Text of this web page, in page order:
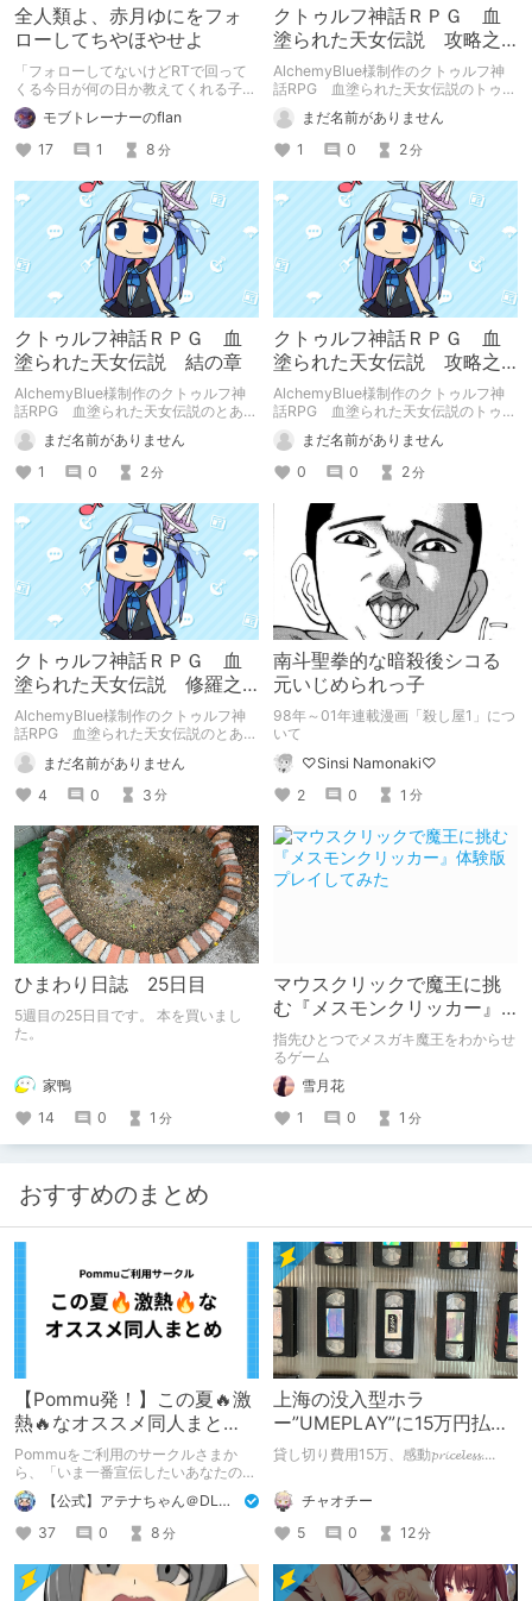
全人類よ、赤月ゆにをフォ
ローしてちやほやせよ
「フォローしてないけどRTで回って
くる今日が何の日か教えてくれる子」
じゃねえんだよフォローしろ
モブトレーナーのflan
17
1 8 分
クトゥルフ神話ＲＰＧ 血
塗られた天女伝説 攻略之
巻 真之巻・壱
AlchemyBlue様制作のクトゥルフ神
話RPG 血塗られた天女伝説のトゥル
まだ名前がありません
1
0 2分
クトゥルフ神話ＲＰＧ 血
塗られた天女伝説 結の章
AlchemyBlue様制作のクトゥルフ神
話RPG 血塗られた天女伝説のとある
意表をついてみやした。他の６つに倣
うなら『避けがたき事、結（終わり）
の如く』とでも申しやしょうかね。
まだ名前がありません
1
0 2分
クトゥルフ神話ＲＰＧ 血
塗られた天女伝説 攻略之
巻 真之巻・肆
AlchemyBlue様制作のクトゥルフ神
話RPG 血塗られた天女伝説のトゥル
まだ名前がありません
0
0 2分
クトゥルフ神話ＲＰＧ 血
塗られた天女伝説 修羅之
巻・風の章
AlchemyBlue様制作のクトゥルフ神
話RPG 血塗られた天女伝説のとある
挑戦の記録でございやす。 なお他ユ
ーザー様への配慮により、本記事シリ
ーズは間隔を置いて投稿させていただ
きやす。
まだ名前がありません
4
0 3 分
南斗聖拳的な暗殺後シコる
元いじめられっ子
98年～01年連載漫画「殺し屋1」につ
いて
♡Sinsi Namonaki♡
2
0 1 分
ひまわり日誌 25日目
5週目の25日目です。 本を買いまし
た。
家鴨
14
0 1 分
マウスクリックで魔王に挑
む『メスモンクリッカー』
体験版プレイしてみた
指先ひとつでメスガキ魔王をわからせ
るゲーム
雪月花
1
0 1 分
おすすめのまとめ
【Pommu発！】この夏🔥激
熱🔥なオススメ同人まと
め！ その1
Pommuをご利用のサークルさまか
ら、「いま一番宣伝したいあなたの
DLsite作品」を募りました！ この夏
🔥激熱🔥な作品ばかり！あなたがまだ
出会っていない、運命の作品が見つか
るかも！
【公式】アテナちゃん＠DLチャンネル
37
0 8 分
上海の没入型ホラ
ー”UMEPLAY”に15万円払っ
たら、2作品とも号泣した※
貸し切り費用15万、感動𝓹𝓻𝓲𝓬𝓮𝓵𝓮𝓼𝓼....
チャオチー
5
0 12分